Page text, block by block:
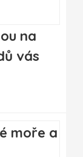
na
vás